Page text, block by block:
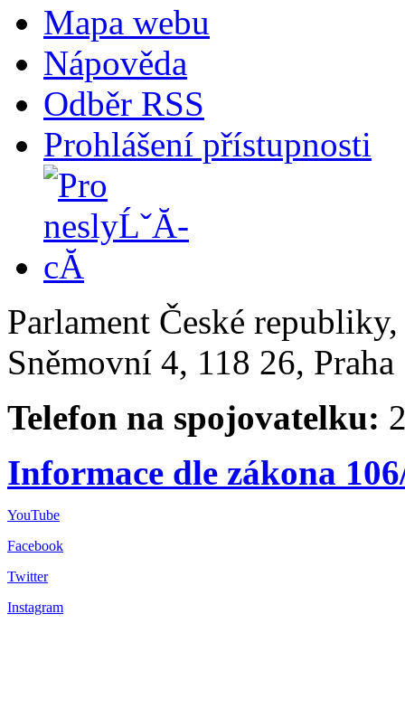
Mapa webu
Nápověda
Odběr RSS
Prohlášení přístupnosti
Parlament České
Sněmovní 4, 118 26,
Telefon na spojovatelku:
Informace dle zákona
YouTube
Facebook
Twitter
Instagram